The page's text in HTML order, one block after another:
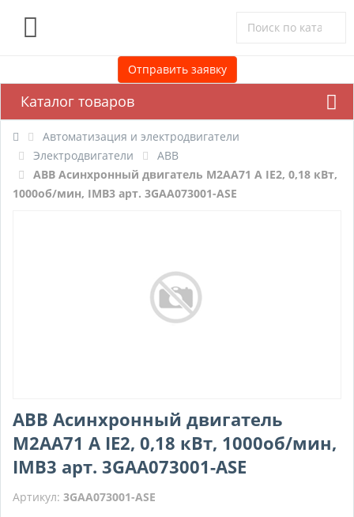
Отправить заявку
Каталог товаров
Автоматизация и электродвигатели
Электродвигатели
ABB
ABB Асинхронный двигатель M2AA71 A IE2, 0,18 кВт,
1000об/мин, IMB3 арт. 3GAA073001-ASE
ABB Асинхронный двигатель
M2AA71 A IE2, 0,18 кВт, 1000об/мин,
IMB3 арт. 3GAA073001-ASE
Артикул: 3GAA073001-ASE